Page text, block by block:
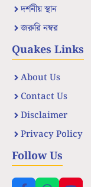
দর্শনীয় স্থান
জরুরি নম্বর
Quakes Links
About Us
Contact Us
Disclaimer
Privacy Policy
Follow Us